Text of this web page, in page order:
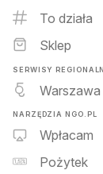
To działa
Sklep
SERWISY
Warszawa
NARZĘDZIA NGO.PL
Wpłacam
Pożytek